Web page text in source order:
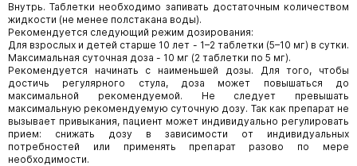
Внутрь. Таблетки необходимо запивать достаточным количеством
жидкости (не менее полстакана воды).
Рекомендуется следующий режим дозирования:
Для взрослых и детей старше 10 лет - 1–2 таблетки (5–10 мг) в сутки.
Максимальная суточная доза - 10 мг (2 таблетки по 5 мг).
Рекомендуется начинать с наименьшей дозы. Для того, чтобы
достичь регулярного стула, доза может повышаться до
максимальной рекомендуемой. Не следует превышать
максимальную рекомендуемую суточную дозу. Так как препарат не
вызывает привыкания, пациент может индивидуально регулировать
прием: снижать дозу в зависимости от индивидуальных
потребностей или применять препарат разово по мере
необходимости.